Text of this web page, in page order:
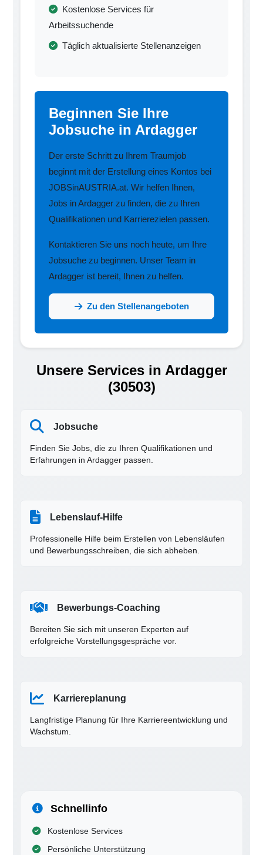
Kostenlose Services für
Arbeitssuchende
Täglich aktualisierte Stellenanzeigen
Beginnen Sie Ihre
Jobsuche in Ardagger
Der erste Schritt zu Ihrem Traumjob
beginnt mit der Erstellung eines Kontos bei
JOBSinAUSTRIA.at. Wir helfen Ihnen,
Jobs in Ardagger zu finden, die zu Ihren
Qualifikationen und Karrierezielen passen.
Kontaktieren Sie uns noch heute, um Ihre
Jobsuche zu beginnen. Unser Team in
Ardagger ist bereit, Ihnen zu helfen.
Zu den Stellenangeboten
Unsere Services in Ardagger
(30503)
Jobsuche
Finden Sie Jobs, die zu Ihren Qualifikationen und
Erfahrungen in Ardagger passen.
Lebenslauf-Hilfe
Professionelle Hilfe beim Erstellen von Lebensläufen
und Bewerbungsschreiben, die sich abheben.
Bewerbungs-Coaching
Bereiten Sie sich mit unseren Experten auf
erfolgreiche Vorstellungsgespräche vor.
Karriereplanung
Langfristige Planung für Ihre Karriereentwicklung und
Wachstum.
Schnellinfo
Kostenlose Services
Persönliche Unterstützung